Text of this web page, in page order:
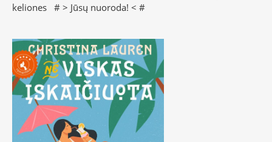
keliones # > Jūsų nuoroda! < #